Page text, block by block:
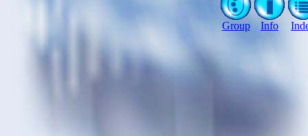
Group Info